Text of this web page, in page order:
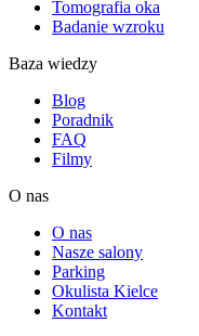
Tomografia oka
Badanie wzroku
Baza wiedzy
Blog
Poradnik
FAQ
Filmy
O nas
O nas
Nasze salony
Parking
Okulista Kielce
Kontakt